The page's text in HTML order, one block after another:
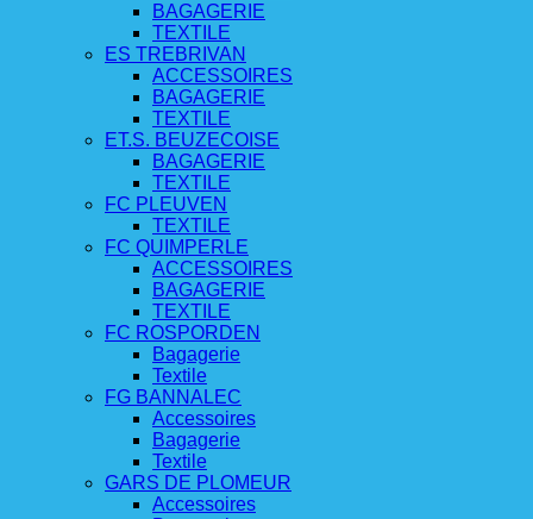
BAGAGERIE
TEXTILE
ES TREBRIVAN
ACCESSOIRES
BAGAGERIE
TEXTILE
ET.S. BEUZECOISE
BAGAGERIE
TEXTILE
FC PLEUVEN
TEXTILE
FC QUIMPERLE
ACCESSOIRES
BAGAGERIE
TEXTILE
FC ROSPORDEN
Bagagerie
Textile
FG BANNALEC
Accessoires
Bagagerie
Textile
GARS DE PLOMEUR
Accessoires